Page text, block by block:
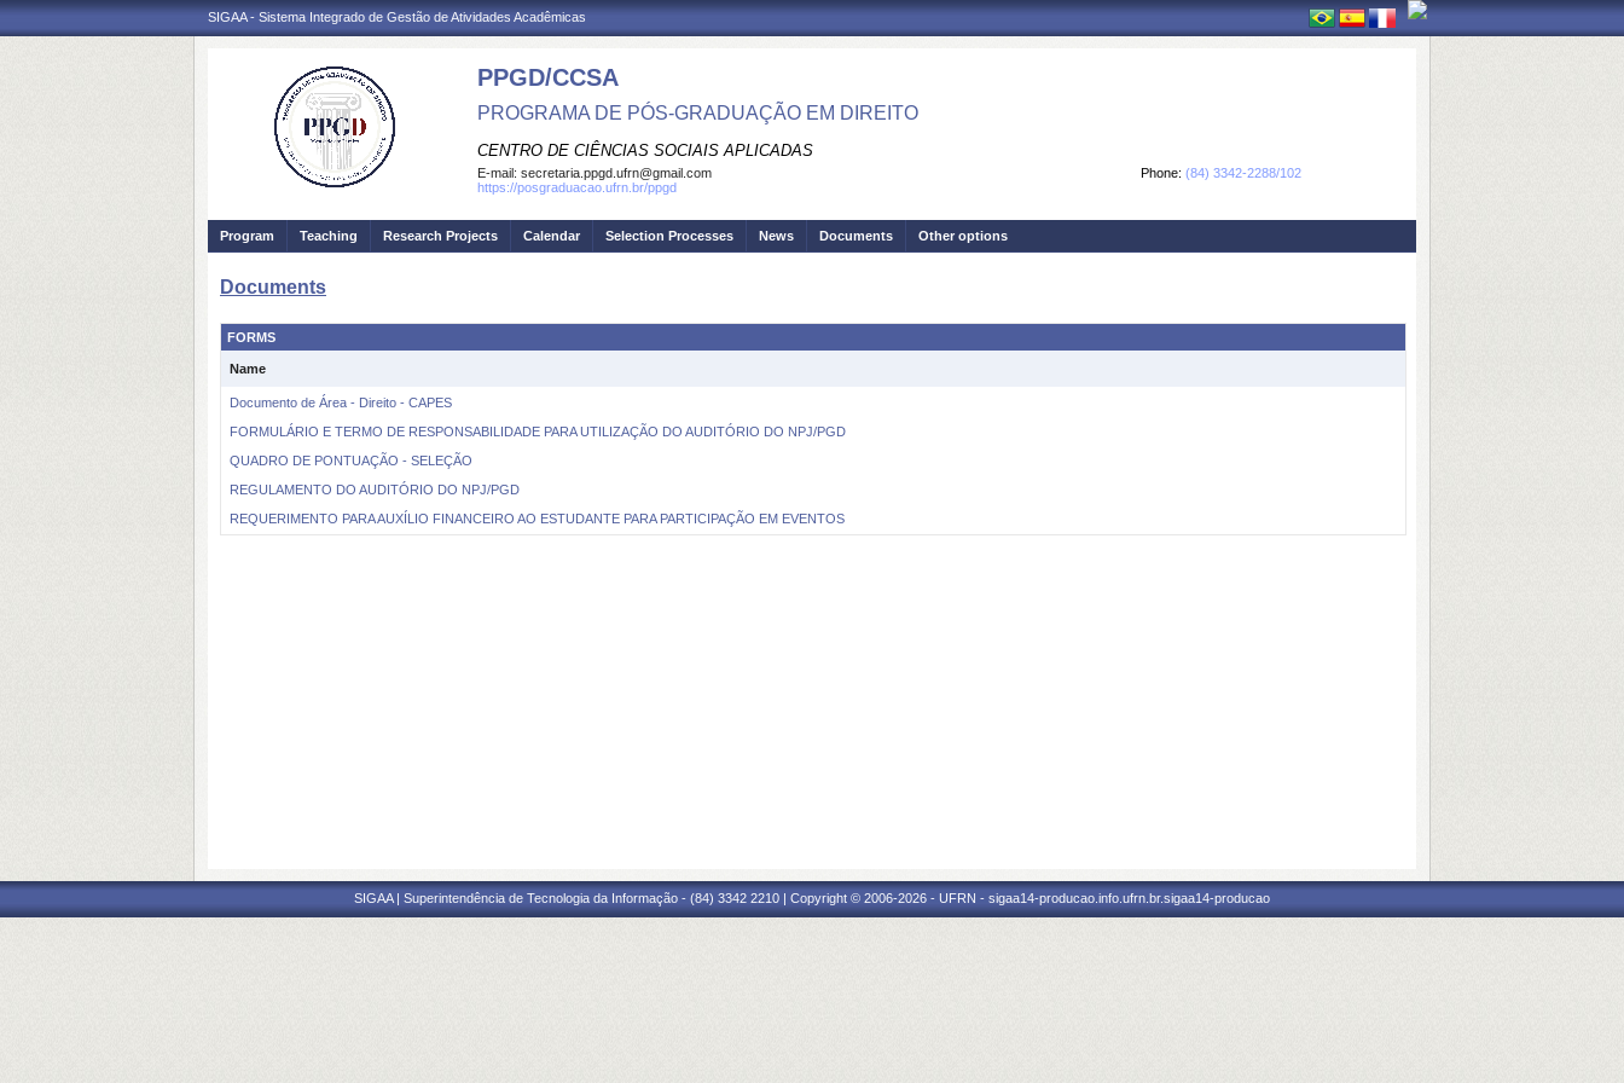
SIGAA - Sistema Integrado de Gestão de Atividades Acadêmicas
PPGD/CCSA
PROGRAMA DE PÓS-GRADUAÇÃO EM DIREITO
CENTRO DE CIÊNCIAS SOCIAIS APLICADAS
Phone: (84) 3342-2288/102
E-mail: secretaria.ppgd.ufrn@gmail.com
https://posgraduacao.ufrn.br/ppgd
Program Teaching Research Projects Calendar Selection Processes News Documents Other options
Documents
FORMS
Name
Documento de Área - Direito - CAPES
FORMULÁRIO E TERMO DE RESPONSABILIDADE PARA UTILIZAÇÃO DO AUDITÓRIO DO NPJ/PGD
QUADRO DE PONTUAÇÃO - SELEÇÃO
REGULAMENTO DO AUDITÓRIO DO NPJ/PGD
REQUERIMENTO PARA AUXÍLIO FINANCEIRO AO ESTUDANTE PARA PARTICIPAÇÃO EM EVENTOS
SIGAA | Superintendência de Tecnologia da Informação - (84) 3342 2210 | Copyright © 2006-2026 - UFRN - sigaa14-producao.info.ufrn.br.sigaa14-producao